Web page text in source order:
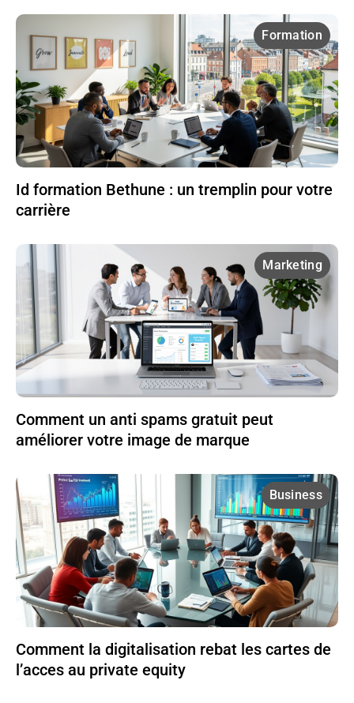
Formation
Id formation Bethune : un tremplin pour votre
carrière
Marketing
Comment un anti spams gratuit peut
améliorer votre image de marque
Business
Comment la digitalisation rebat les cartes de
l’acces au private equity